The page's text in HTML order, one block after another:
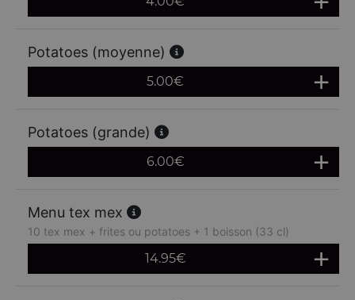
Potatoes (moyenne)
5.00€
Potatoes (grande)
6.00€
Menu tex mex
10 tex mex + frites ou potatoes + 1 boisson (33 cl)
14.95€